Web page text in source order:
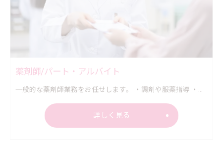
薬剤師/パート・アルバイト
詳しく見る